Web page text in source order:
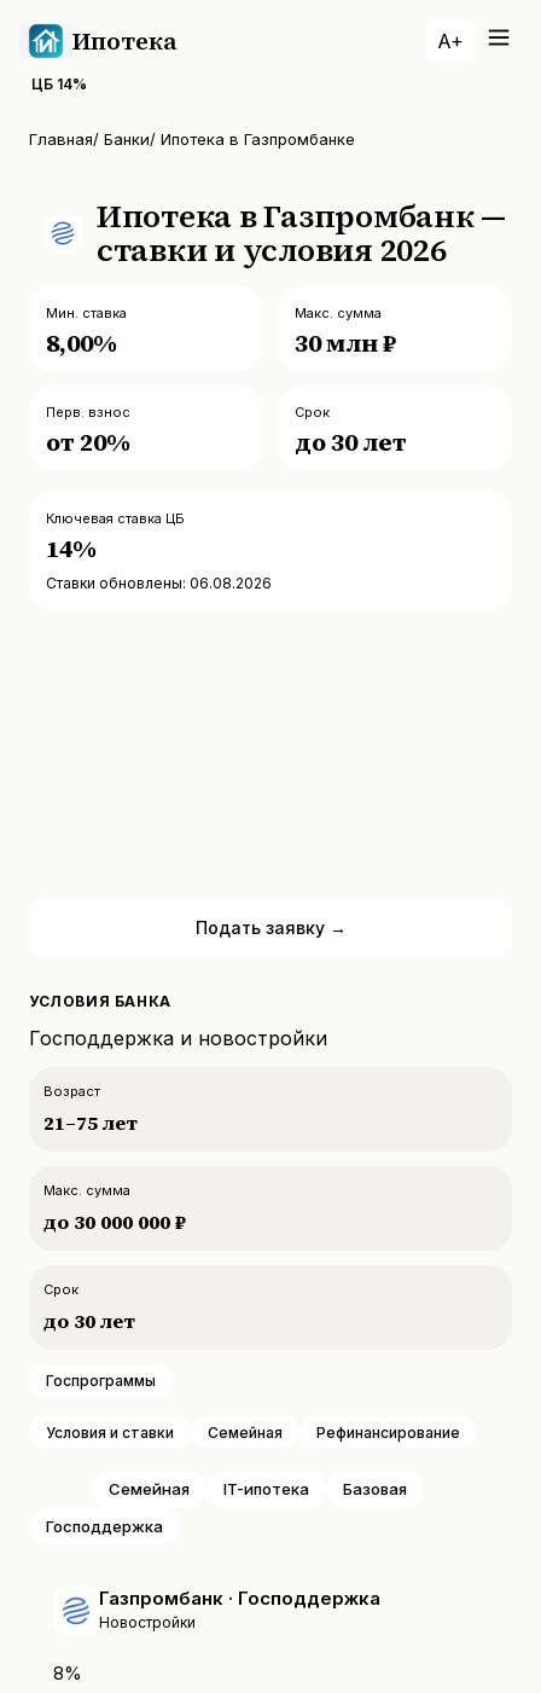
Ипотека
ЦБ 14%
A+
Главная/ Банки/ Ипотека в Газпромбанке
Ипотека в Газпромбанк —
ставки и условия 2026
Мин. ставка
8,00%
Макс. сумма
30 млн ₽
Перв. взнос
от 20%
Срок
до 30 лет
Ключевая ставка ЦБ
14%
Ставки обновлены: 06.08.2026
Подать заявку →
УСЛОВИЯ БАНКА
Господдержка и новостройки
Возраст
21–75лет
Макс. сумма
до 30 000 000 ₽
Срок
до 30лет
Госпрограммы
Условия и ставки Семейная Рефинансирование
Семейная IT-ипотека
Базовая
Господдержка
Газпромбанк · Господдержка
Новостройки
8%